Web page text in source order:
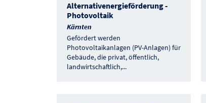
Alternativenergieförderung -
Photovoltaik
Kärnten
Gefördert werden
Photovoltaikanlagen (PV-Anlagen) für
Gebäude, die privat, öffentlich,
landwirtschaftlich,...